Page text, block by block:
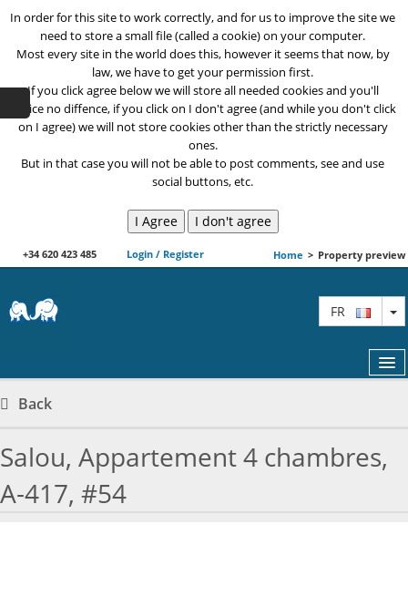
In order for this site to work correctly, and for us to improve the site we
need to store a small file (called a cookie) on your computer.
Most every site in the world does this, however it seems that now, by
law, we have to get your permission first.
If you click agree below we will store all needed cookies and you'll
notice no diffence, if you click on I don't agree (and while you don't click
on I agree) we will not store cookies other than the strictly necessary
ones.
But in that case you will not be able to post comments, see and use
social buttons, etc.
+34 620 423 485 Login / Register Home > Property preview
FR
Back
Salou, Appartement 4 chambres,
A-417, #54